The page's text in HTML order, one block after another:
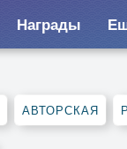
Награды
АВТОРСКАЯ